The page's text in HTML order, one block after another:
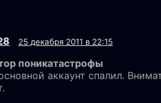
25 декабря 2011 в 22:15
поникатастрофы
аккаунт спалил.